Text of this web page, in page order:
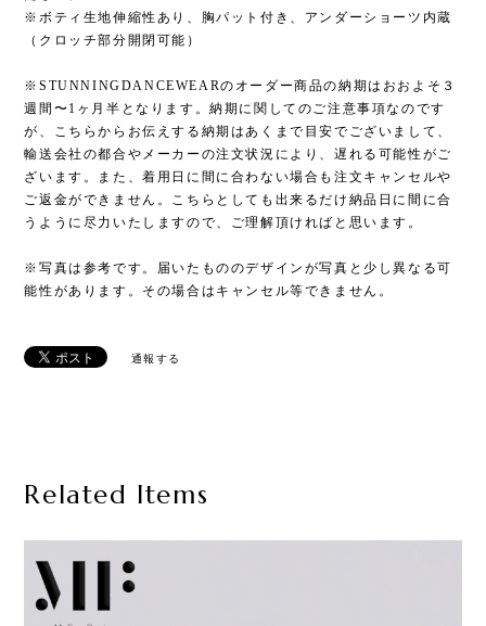
※ボティ生地伸縮性あり、胸パット付き、アンダーショーツ内蔵
（クロッチ部分開閉可能）
※STUNNINGDANCEWEARのオーダー商品の納期はおおよそ３
週間〜1ヶ月半となります。納期に関してのご注意事項なのです
が、こちらからお伝えする納期はあくまで目安でございまして、
輸送会社の都合やメーカーの注文状況により、遅れる可能性がご
ざいます。また、着用日に間に合わない場合も注文キャンセルや
ご返金ができません。こちらとしても出来るだけ納品日に間に合
うように尽力いたしますので、ご理解頂ければと思います。
※写真は参考です。届いたもののデザインが写真と少し異なる可
能性があります。その場合はキャンセル等できません。
通報する
Related Items